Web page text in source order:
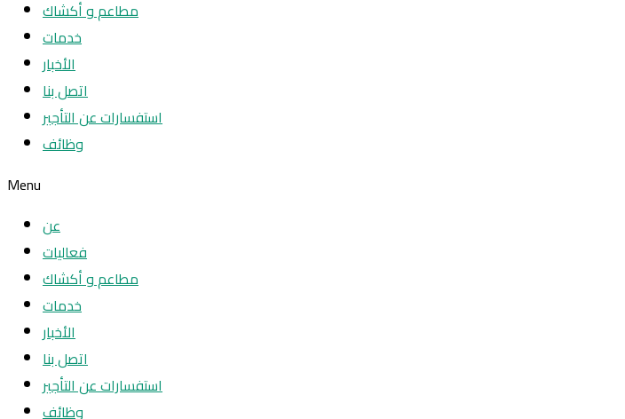
مطاعم و أكشاك
خدمات
الأخبار
اتصل بنا
استفسارات عن التأجير
وظائف
Menu
عن
فعاليات
مطاعم و أكشاك
خدمات
الأخبار
اتصل بنا
استفسارات عن التأجير
وظائف